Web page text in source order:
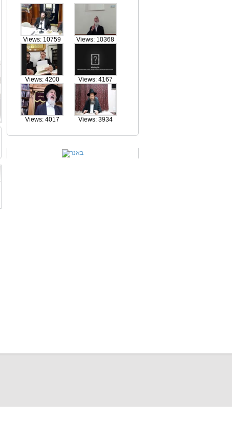
Views: 10759 Views: 10368
Views: 4200 Views: 4167
Views: 4017 Views: 3934